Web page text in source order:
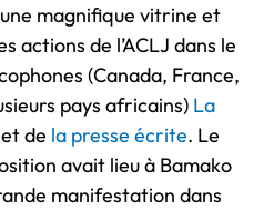
magnifique vitrine et
actions de l’ACLJ dans le
(Canada, France,
pays africains) La
et de la presse écrite. Le
avait lieu à Bamako
manifestation dans